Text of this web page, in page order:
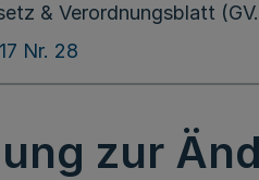
& Verordnungsblatt
Nr. 28
zur